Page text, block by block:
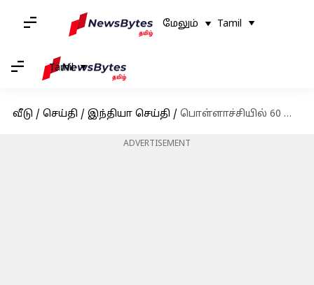
மேலும் Tamil
Tamil
வீடு / செய்தி / இந்தியா செய்தி / பொள்ளாச்சியில் 60 முறை சிறைக்கு சென்றவர் 61வது முறையாக சிறைக்கு செல்லும் சம்பவம் அரங்கேறியுள்ளது
ADVERTISEMENT